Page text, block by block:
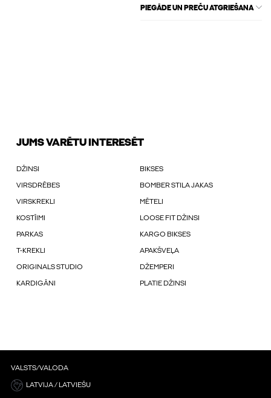
PIEGĀDE UN PREČU ATGRIEŠANA
JUMS VARĒTU INTERESĒT
DŽINSI BIKSES
VIRSDRĒBES BOMBER STILA JAKAS
VIRSKREKLI MĒTELI
KOSTĪIMI LOOSE FIT DŽINSI
PARKAS KARGO BIKSES
T-KREKLI APAKŠVEĻA
ORIGINALS STUDIO DŽEMPERI
KARDIGĀNI PLATIE DŽINSI
VALSTS/VALODA
LATVIJA / LATVIEŠU